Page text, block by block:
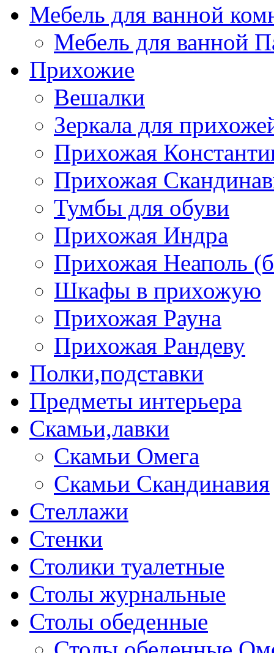
Мебель для ванной
Мебель для ванной
Прихожие
Вешалки
Зеркала для
Прихожая
Прихожая
Тумбы для обуви
Прихожая Индра
Прихожая Неаполь
Шкафы в прихожую
Прихожая Рауна
Прихожая Рандеву
Полки,подставки
Предметы интерьера
Скамьи,лавки
Скамьи Омега
Скамьи Скандинавия
Стеллажи
Стенки
Столики туалетные
Столы журнальные
Столы обеденные